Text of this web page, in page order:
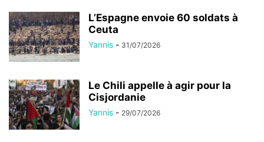
L’Espagne envoie 60 soldats à
Ceuta
Yannis - 31/07/2026
Le Chili appelle à agir pour la
Cisjordanie
Yannis - 29/07/2026